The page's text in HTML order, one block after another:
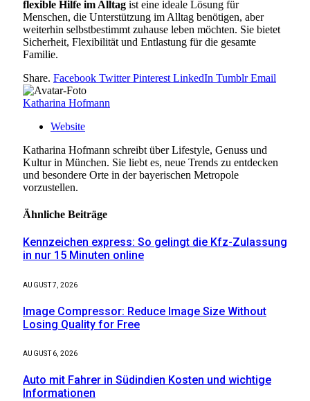
flexible Hilfe im Alltag ist eine ideale Lösung für
Menschen, die Unterstützung im Alltag benötigen, aber
weiterhin selbstbestimmt zuhause leben möchten. Sie bietet
Sicherheit, Flexibilität und Entlastung für die gesamte
Familie.
Share. Facebook Twitter Pinterest LinkedIn Tumblr Email
Katharina Hofmann
Website
Katharina Hofmann schreibt über Lifestyle, Genuss und
Kultur in München. Sie liebt es, neue Trends zu entdecken
und besondere Orte in der bayerischen Metropole
vorzustellen.
Ähnliche Beiträge
Kennzeichen express: So gelingt die Kfz-Zulassung
in nur 15 Minuten online
AUGUST 7, 2026
Image Compressor: Reduce Image Size Without
Losing Quality for Free
AUGUST 6, 2026
Auto mit Fahrer in Südindien Kosten und wichtige
Informationen